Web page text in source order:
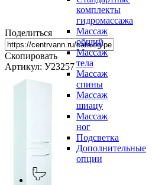
комплекты
гидромассажа
Массаж
общий
Массаж
тела
Массаж
спины
Массаж
шиацу
Массаж
ног
Подсветка
Дополнительные
опции
Поделиться
Скопировать
Артикул: У23257